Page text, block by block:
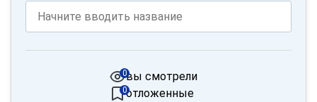
вы смотрели
0
отложенные
0